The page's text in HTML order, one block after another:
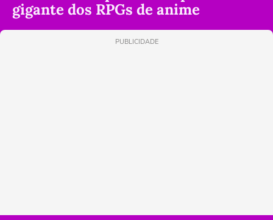
gigante dos RPGs de anime
PUBLICIDADE